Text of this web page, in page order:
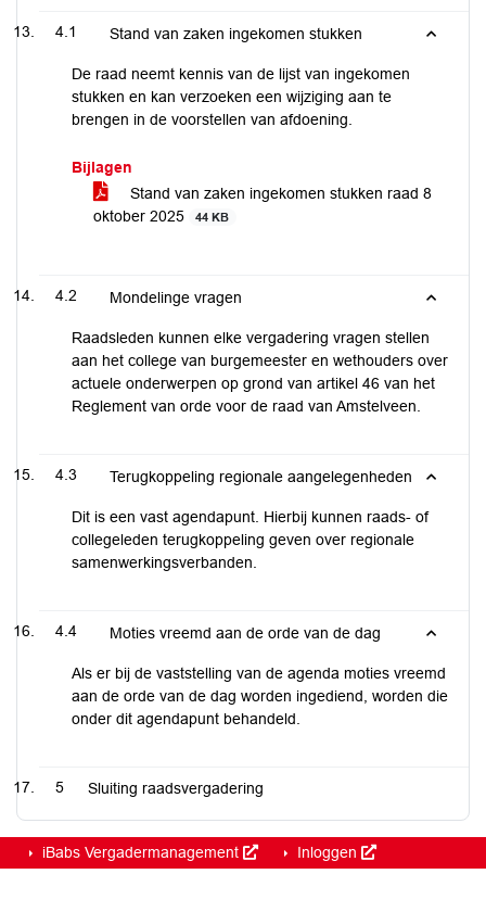
4.1 Stand van zaken ingekomen stukken
De raad neemt kennis van de lijst van ingekomen
stukken en kan verzoeken een wijziging aan te
brengen in de voorstellen van afdoening.
Bijlagen
Stand van zaken ingekomen stukken raad 8
oktober 2025
44 KB
4.2 Mondelinge vragen
Raadsleden kunnen elke vergadering vragen stellen
aan het college van burgemeester en wethouders over
actuele onderwerpen op grond van artikel 46 van het
Reglement van orde voor de raad van Amstelveen.
4.3 Terugkoppeling regionale aangelegenheden
Dit is een vast agendapunt. Hierbij kunnen raads- of
collegeleden terugkoppeling geven over regionale
samenwerkingsverbanden.
4.4 Moties vreemd aan de orde van de dag
Als er bij de vaststelling van de agenda moties vreemd
aan de orde van de dag worden ingediend, worden die
onder dit agendapunt behandeld.
5 Sluiting raadsvergadering
iBabs Vergadermanagement Inloggen